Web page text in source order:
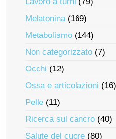
Melatonina(169)
Metabolismo (144)
Non categorizzato (7)
Occhi (12)
Ossa e articolazioni (16)
Pelle (11)
Ricerca sul cancro (40)
Salute del cuore (80)